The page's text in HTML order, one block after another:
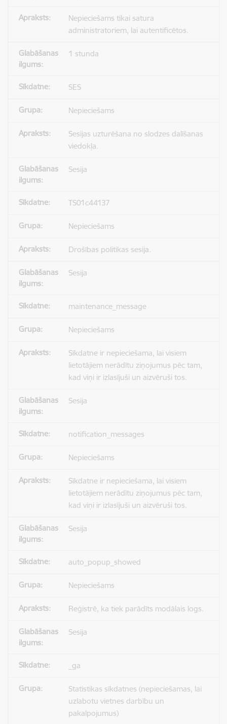
Nepieciešams tikai satura
administratoriem, lai autentificētos.
1 stunda
SES
Nepieciešams
Sesijas uzturēšana no slodzes dalīšanas
viedokļa.
Sesija
TS01c44137
Nepieciešams
Drošības politikas sesija.
Sesija
maintenance_message
Nepieciešams
Sīkdatne ir nepieciešama, lai visiem
lietotājiem nerādītu ziņojumus pēc tam,
kad viņi ir izlasījuši un aizvēruši tos.
Sesija
notification_messages
Nepieciešams
Sīkdatne ir nepieciešama, lai visiem
lietotājiem nerādītu ziņojumus pēc tam,
kad viņi ir izlasījuši un aizvēruši tos.
Sesija
auto_popup_showed
Nepieciešams
Reģistrē, ka tiek parādīts modālais logs.
Sesija
_ga
Statistikas sīkdatnes (nepieciešamas, lai
uzlabotu vietnes darbību un
pakalpojumus)